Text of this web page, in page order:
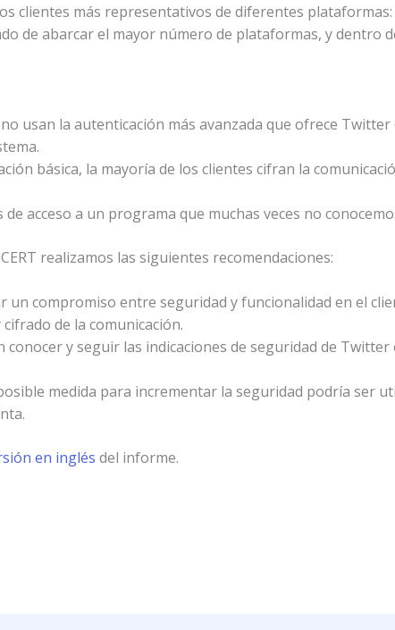
clientes más representativos de diferentes plataformas:
de abarcar el mayor número de plataformas, y dentro
usan la autenticación más avanzada que ofrece
básica, la mayoría de los clientes cifran la
de acceso a un programa que muchas veces no
realizamos las siguientes recomendaciones:
un compromiso entre seguridad y funcionalidad en el
de la comunicación.
conocer y seguir las indicaciones de seguridad de
medida para incrementar la seguridad podría ser
en inglés del informe.